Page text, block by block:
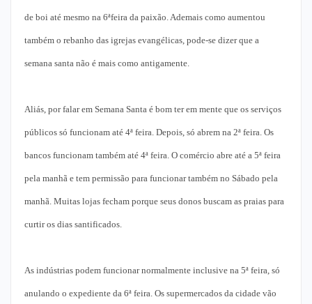
de boi até mesmo na 6ªfeira da paixão. Ademais como aumentou
também o rebanho das igrejas evangélicas, pode-se dizer que a
semana santa não é mais como antigamente.
Aliás, por falar em Semana Santa é bom ter em mente que os serviços
públicos só funcionam até 4ª feira. Depois, só abrem na 2ª feira. Os
bancos funcionam também até 4ª feira. O comércio abre até a 5ª feira
pela manhã e tem permissão para funcionar também no Sábado pela
manhã. Muitas lojas fecham porque seus donos buscam as praias para
curtir os dias santificados.
As indústrias podem funcionar normalmente inclusive na 5ª feira, só
anulando o expediente da 6ª feira. Os supermercados da cidade vão